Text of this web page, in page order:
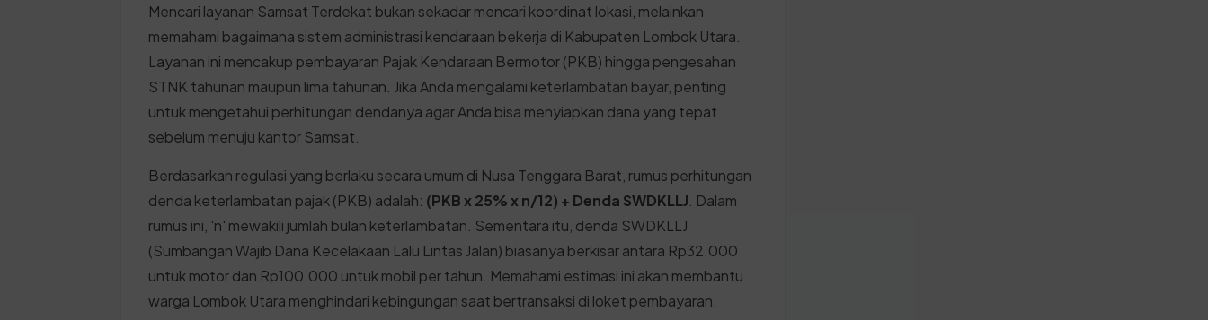
Mencari layanan Samsat Terdekat bukan sekadar mencari koordinat lokasi, melainkan
memahami bagaimana sistem administrasi kendaraan bekerja di Kabupaten Lombok Utara.
Layanan ini mencakup pembayaran Pajak Kendaraan Bermotor (PKB) hingga pengesahan
STNK tahunan maupun lima tahunan. Jika Anda mengalami keterlambatan bayar, penting
untuk mengetahui perhitungan dendanya agar Anda bisa menyiapkan dana yang tepat
sebelum menuju kantor Samsat.
Berdasarkan regulasi yang berlaku secara umum di Nusa Tenggara Barat, rumus perhitungan
denda keterlambatan pajak (PKB) adalah: (PKB x 25% x n/12) + Denda SWDKLLJ . Dalam
rumus ini, 'n' mewakili jumlah bulan keterlambatan. Sementara itu, denda SWDKLLJ
(Sumbangan Wajib Dana Kecelakaan Lalu Lintas Jalan) biasanya berkisar antara Rp32.000
untuk motor dan Rp100.000 untuk mobil per tahun. Memahami estimasi ini akan membantu
warga Lombok Utara menghindari kebingungan saat bertransaksi di loket pembayaran.